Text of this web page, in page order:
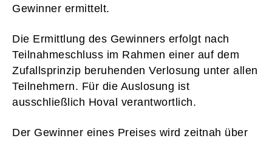
Gewinner ermittelt.
Die Ermittlung des Gewinners erfolgt nach
Teilnahmeschluss im Rahmen einer auf dem
Zufallsprinzip beruhenden Verlosung unter allen
Teilnehmern. Für die Auslosung ist
ausschließlich Hoval verantwortlich.
Der Gewinner eines Preises wird zeitnah über